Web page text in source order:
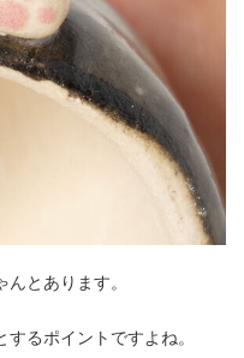
とあります。
るポイントですよね。